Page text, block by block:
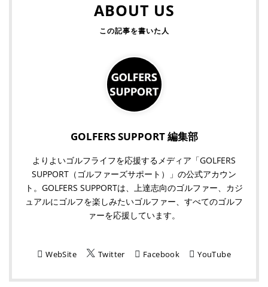
ABOUT US
GOLFERS SUPPORT 編集部
よりよいゴルフライフを応援するメディア「GOLFERS
SUPPORT（ゴルファーズサポート）」の公式アカウン
ト。GOLFERS SUPPORTは、上達志向のゴルファー、カジ
ュアルにゴルフを楽しみたいゴルファー、すべてのゴルフ
ァーを応援しています。
WebSite Twitter Facebook YouTube